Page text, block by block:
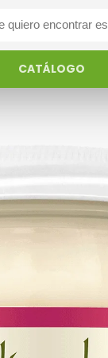
CATÁLOGO